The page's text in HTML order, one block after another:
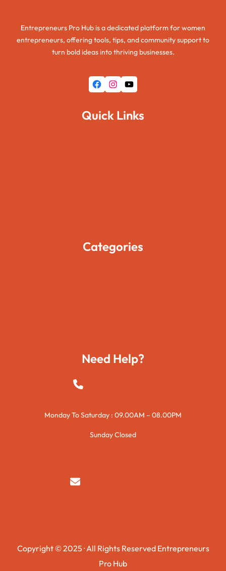
Entrepreneurs Pro Hub is a dedicated platform for women
entrepreneurs, offering tools, tips, and community support to
turn bold ideas into thriving businesses.
Facebook Instagram YouTube
Quick Links
Categories
Need Help?
+923015421144
Monday To Saturday : 09.00AM – 08.00PM
Sunday Closed
syedzurnain@gmail.com
Copyright © 2025 · All Rights Reserved Entrepreneurs
Pro Hub